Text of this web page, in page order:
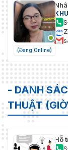
(Đang Online)
- DANH
THUẬT
Hỗ